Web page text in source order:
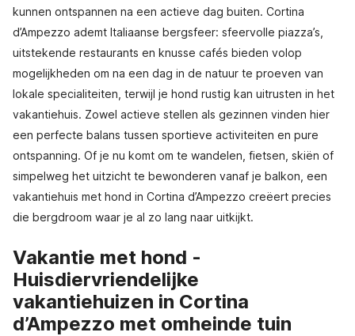
kunnen ontspannen na een actieve dag buiten. Cortina
d’Ampezzo ademt Italiaanse bergsfeer: sfeervolle piazza’s,
uitstekende restaurants en knusse cafés bieden volop
mogelijkheden om na een dag in de natuur te proeven van
lokale specialiteiten, terwijl je hond rustig kan uitrusten in het
vakantiehuis. Zowel actieve stellen als gezinnen vinden hier
een perfecte balans tussen sportieve activiteiten en pure
ontspanning. Of je nu komt om te wandelen, fietsen, skiën of
simpelweg het uitzicht te bewonderen vanaf je balkon, een
vakantiehuis met hond in Cortina d’Ampezzo creëert precies
die bergdroom waar je al zo lang naar uitkijkt.
Vakantie met hond -
Huisdiervriendelijke
vakantiehuizen in Cortina
d’Ampezzo met omheinde tuin